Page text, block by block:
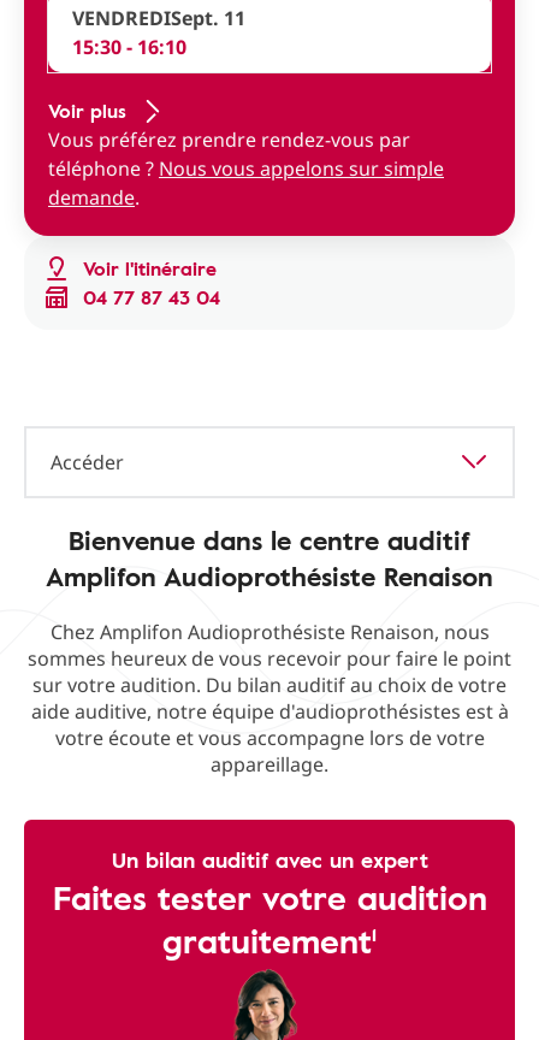
Voir l'itinéraire
04 77 87 43 04
VENDREDISept. 11
15:30 - 16:10
Voir plus
Vous préférez prendre rendez-vous par
téléphone ? Nous vous appelons sur simple
demande.
Accéder
Bienvenue dans le centre auditif
Amplifon Audioprothésiste Renaison
Chez Amplifon Audioprothésiste Renaison, nous
sommes heureux de vous recevoir pour faire le point
sur votre audition. Du bilan auditif au choix de votre
aide auditive, notre équipe d'audioprothésistes est à
votre écoute et vous accompagne lors de votre
appareillage.
Un bilan auditif avec un expert
Faites tester votre audition
gratuitement¹